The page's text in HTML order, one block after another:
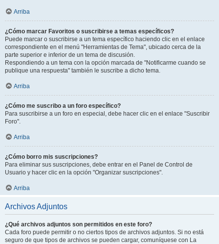
Arriba
¿Cómo marcar Favoritos o suscribirse a temas específicos?
Puede marcar o suscribirse a un tema específico haciendo clic en el enlace
correspondiente en el menú "Herramientas de Tema", ubicado cerca de la
parte superior e inferior de un tema de discusión.
Respondiendo a un tema con la opción marcada de "Notificarme cuando se
publique una respuesta" también le suscribe a dicho tema.
Arriba
¿Cómo me suscribo a un foro específico?
Para suscribirse a un foro en especial, debe hacer clic en el enlace "Suscribir
Foro".
Arriba
¿Cómo borro mis suscripciones?
Para eliminar sus suscripciones, debe entrar en el Panel de Control de
Usuario y hacer clic en la opción "Organizar suscripciones".
Arriba
Archivos Adjuntos
¿Qué archivos adjuntos son permitidos en este foro?
Cada foro puede permitir o no ciertos tipos de archivos adjuntos. Si no está
seguro de que tipos de archivos se pueden cargar, comuníquese con La